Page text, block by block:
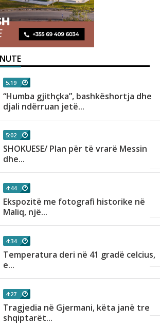
5:19
“Humba gjithçka”, bashkëshortja dhe
djali ndërruan jetë...
5:02
SHOKUESE/ Plan për të vrarë Messin
dhe...
4:44
Ekspozitë me fotografi historike në
Maliq, një...
4:34
Temperatura deri në 41 gradë celcius,
e...
4:27
Tragjedia në Gjermani, këta janë tre
shqiptarët...